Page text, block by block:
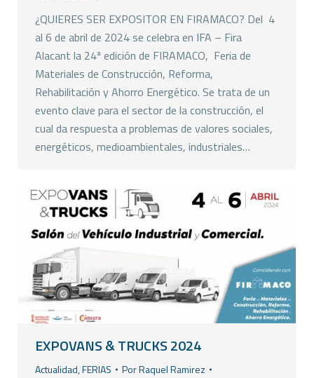
¿QUIERES SER EXPOSITOR EN FIRAMACO? Del 4
al 6 de abril de 2024 se celebra en IFA – Fira
Alacant la 24ª edición de FIRAMACO, Feria de
Materiales de Construcción, Reforma,
Rehabilitación y Ahorro Energético. Se trata de un
evento clave para el sector de la construcción, el
cual da respuesta a problemas de valores sociales,
energéticos, medioambientales, industriales…
EXPOVANS & TRUCKS 2024
Actualidad,FERIAS PorRaquel Ramirez